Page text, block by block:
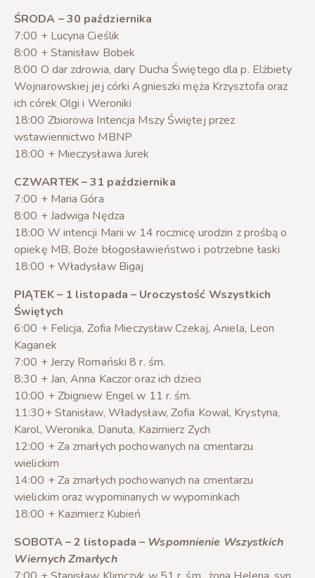
ŚRODA – 30 października
7:00 + Lucyna Cieślik
8:00 + Stanisław Bobek
8:00 O dar zdrowia, dary Ducha Świętego dla p. Elżbiety
Wojnarowskiej jej córki Agnieszki męża Krzysztofa oraz
ich córek Olgi i Weroniki
18:00 Zbiorowa Intencja Mszy Świętej przez
wstawiennictwo MBNP
18:00 + Mieczysława Jurek
CZWARTEK – 31 października
7:00 + Maria Góra
8:00 + Jadwiga Nędza
18:00 W intencji Marii w 14 rocznicę urodzin z prośbą o
opiekę MB, Boże błogosławieństwo i potrzebne łaski
18:00 + Władysław Bigaj
PIĄTEK – 1 listopada – Uroczystość Wszystkich
Świętych
6:00 + Felicja, Zofia Mieczysław Czekaj, Aniela, Leon
Kaganek
7:00 + Jerzy Romański 8 r. śm.
8:30 + Jan, Anna Kaczor oraz ich dzieci
10:00 + Zbigniew Engel w 11 r. śm.
11:30+ Stanisław, Władysław, Zofia Kowal, Krystyna,
Karol, Weronika, Danuta, Kazimierz Zych
12:00 + Za zmarłych pochowanych na cmentarzu
wielickim
14:00 + Za zmarłych pochowanych na cmentarzu
wielickim oraz wypominanych w wypominkach
18:00 + Kazimierz Kubień
SOBOTA – 2 listopada – Wspomnienie Wszystkich
Wiernych Zmarłych